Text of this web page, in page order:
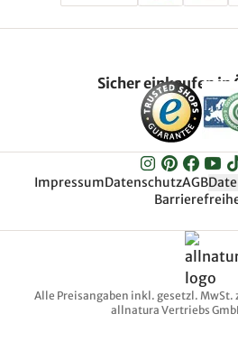
Sicher einkaufen in
ImpressumDatenschutzAGB
Alle Preisangaben inkl. gesetzl.
allnatura Vertriebs